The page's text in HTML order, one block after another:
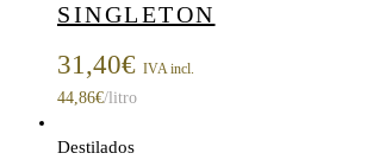
SINGLETON
31,40€ IVA incl.
44,86€/litro
Destilados